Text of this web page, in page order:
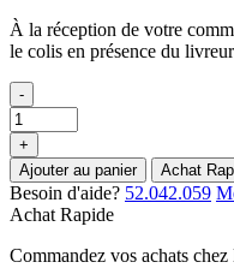
À la réception de votre
le colis en présence du
-
+
Ajouter au panier
Achat
Besoin d'aide? 52.042.059
Achat Rapide
Commandez vos achats